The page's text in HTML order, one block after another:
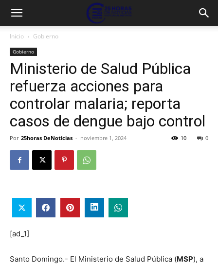
Inicio Gobierno
Gobierno
Ministerio de Salud Pública
refuerza acciones para
controlar malaria; reporta
casos de dengue bajo control
Por 25horas DeNoticias - noviembre 1, 2024 0
10
[ad_1]
Santo Domingo.- El Ministerio de Salud Pública (MSP), a